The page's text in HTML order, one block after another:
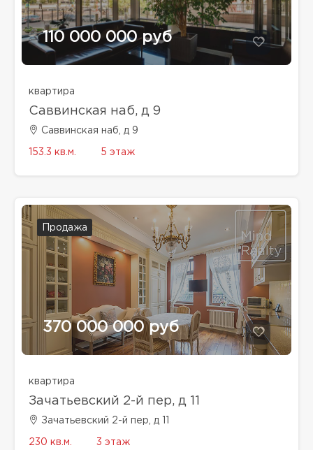
110 000 000 руб
квартира
Саввинская наб, д 9
Саввинская наб, д 9
153.3 кв.м. 5 этаж
Продажа
370 000 000 руб
квартира
Зачатьевский 2-й пер, д 11
Зачатьевский 2-й пер, д 11
230 кв.м. 3 этаж